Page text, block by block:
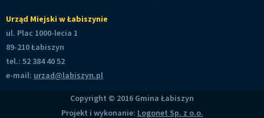
Urząd Miejski w Łabiszynie
ul. Plac 1000-lecia 1
89-210 Łabiszyn
tel.: 52 384 40 52
e-mail: urzad@labiszyn.pl
Copyright © 2016 Gmina Łabiszyn
Projekt i wykonanie: Logonet Sp. z o.o.